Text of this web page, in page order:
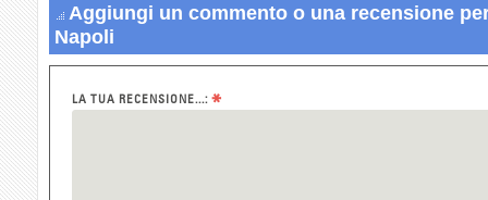
Aggiungi un commento o una recensione
Napoli
LA TUA RECENSIONE...: *